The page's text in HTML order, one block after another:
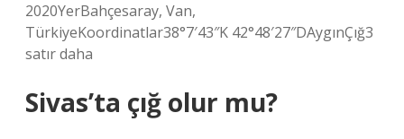
2020YerBahçesaray, Van,
TürkiyeKoordinatlar38°7′43″K 42°48′27″DAygınÇığ3
satır daha
Sivas’ta çığ olur mu?